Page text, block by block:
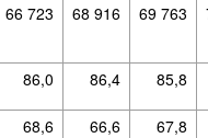
66 723 68 916 69 763
86,0 86,4 85,8
68,6 66,6 67,8